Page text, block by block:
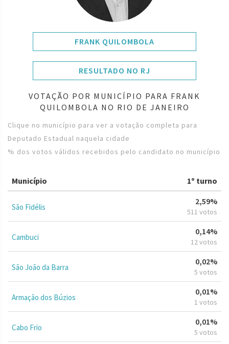
FRANK QUILOMBOLA
RESULTADO NO RJ
VOTAÇÃO POR MUNICÍPIO PARA FRANK
QUILOMBOLA NO RIO DE JANEIRO
Clique no município para ver a votação completa para
Deputado Estadual naquela cidade
% dos votos válidos recebidos pelo candidato no município
Município 1º turno
São Fidélis
2,59%
511 votos
Cambuci
0,14%
12 votos
São João da Barra
0,02%
5 votos
Armação dos Búzios
0,01%
1 votos
Cabo Frio
0,01%
5 votos